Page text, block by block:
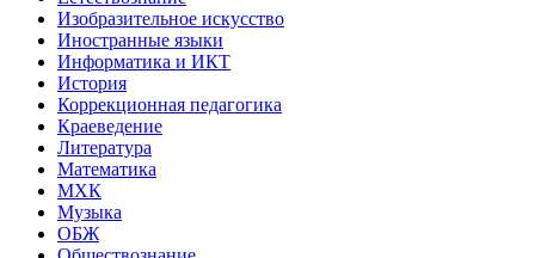
Изобразительное искусство
Иностранные языки
Информатика и ИКТ
История
Коррекционная педагогика
Краеведение
Литература
Математика
МХК
Музыка
ОБЖ